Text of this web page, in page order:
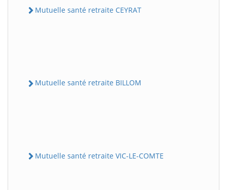
Mutuelle santé retraite CEYRAT
Mutuelle santé retraite BILLOM
Mutuelle santé retraite VIC-LE-COMTE